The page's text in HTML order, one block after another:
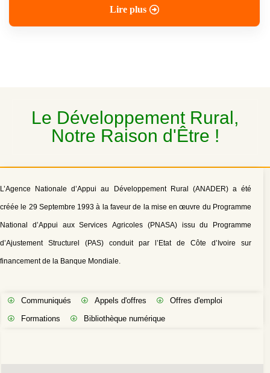
Lire plus
Le Développement Rural,
Notre Raison d'Être !
L’Agence Nationale d’Appui au Développement Rural (ANADER) a été
créée le 29 Septembre 1993 à la faveur de la mise en œuvre du Programme
National d’Appui aux Services Agricoles (PNASA) issu du Programme
d’Ajustement Structurel (PAS) conduit par l’Etat de Côte d’Ivoire sur
financement de la Banque Mondiale.
Communiqués Appels d'offres
Offres d'emploi
Formations
Bibliothèque numérique